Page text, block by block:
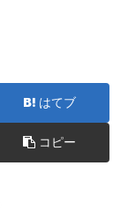
はてブ
コピー